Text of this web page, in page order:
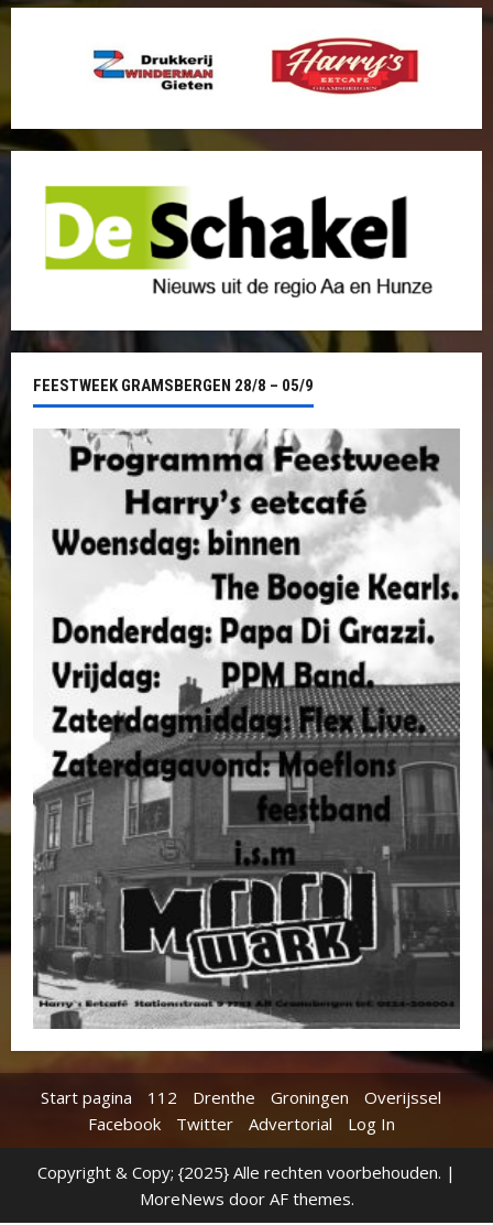
FEESTWEEK GRAMSBERGEN 28/8 – 05/9
Start pagina 112 Drenthe Groningen
Overijssel
Facebook
Twitter Advertorial Log In
Copyright & Copy; {2025} Alle rechten voorbehouden. |
MoreNews door AF themes.